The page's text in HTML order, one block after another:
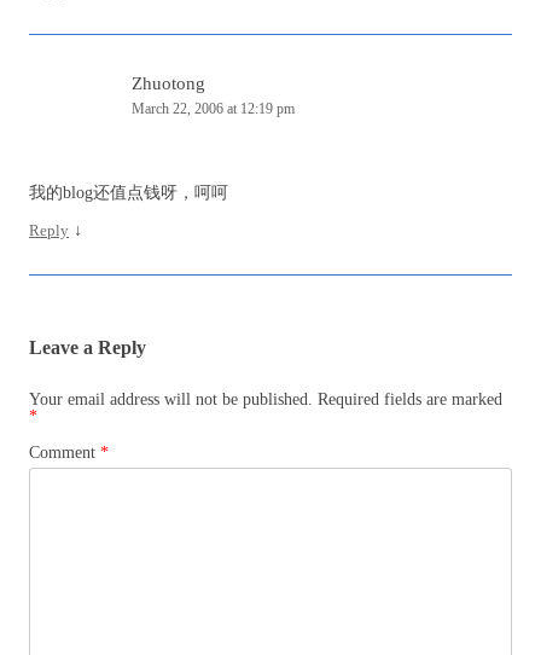
Zhuotong
March 22, 2006 at 12:19 pm
我的blog还值点钱呀，呵呵
Reply ↓
Leave a Reply
Your email address will not be published. Required fields are marked
*
Comment *